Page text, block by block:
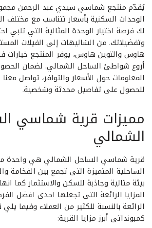
يُقدّم منتجع شماسي سيدي عبد الرحمن
الوحدات السكنية بأسعار تتناسب مع مختلف
لك فرصة اختيار الوحدة المثالية التي تلبي
وتفضيلاتك. من الشاليهات إلى الفيلات
هاوس والتوين هاوس، يوفر المنتجع خيارات
أروع شواطئ الساحل الشمالي. لضمان
المعلومات حول الأسعار والتوافر، تواصل
للحصول على تفاصيل محدثة وشخصية.
مميزات قرية شماسي
الشمالي
قرية شماسي الساحل الشمالي هي واحدة
الساحلية المتميزة التى تجمع بين الفخامة
بيئة مثالية وجاذبة للسكن والاستثمار كما
المزايا الرائعة التى تجعلها احدى افضل
الرائعة بالنسبة للكثير من العملاء وفيما
كمبونداتى أبرز مزايا القرية: